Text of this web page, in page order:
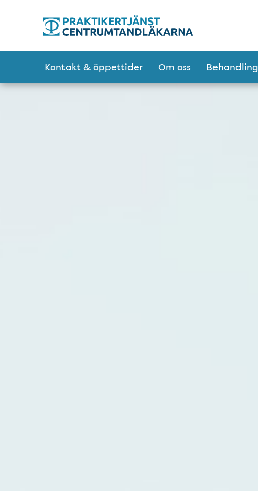
Kontakt & öppettider Om oss
Välkommen till